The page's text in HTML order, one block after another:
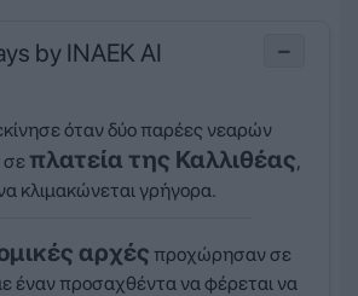
by INAEK AI −
όταν δύο παρέες νεαρών
πλατεία της Καλλιθέας,
κλιμακώνεται γρήγορα.
αρχές προχώρησαν σε
έναν προσαχθέντα να φέρεται να